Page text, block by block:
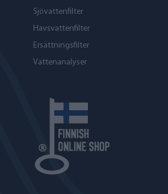
Sjövattenfilter
Havs­vattenfilter
Ersättningsfilter
Vattenanalyser